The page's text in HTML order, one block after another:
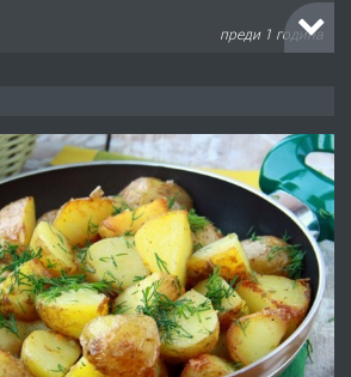
преди 1 година
преди 2 години
УДЪЛЖАВАНЕ НА ЧОВЕШКИЯТ
ЖИВОТ И ПОДОБРЯВАНЕ НА
НЕГОВОТО КАЧЕСТВО
преди 2 години